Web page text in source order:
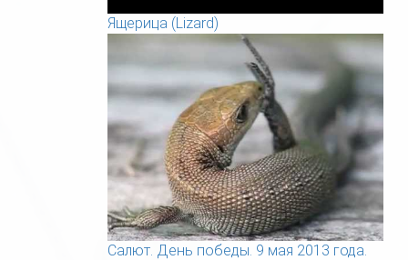
Ящерица (Lizard)
Салют. День победы. 9 мая 2013 года.